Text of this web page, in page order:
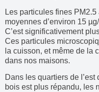
Les particules fines
moyennes d’environ 15
C’est significativement
Ces particules
la cuisson, et même de la
dans nos maisons.
Dans les quartiers de
bois est plus répandu, les